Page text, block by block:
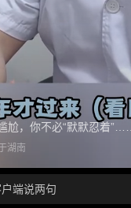
尬，你不必“默默忍着”……
湖南
端说两句